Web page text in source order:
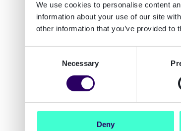
We use cookies to personalise content
information about your use of our site
other information that you’ve provided
Necessary
Deny